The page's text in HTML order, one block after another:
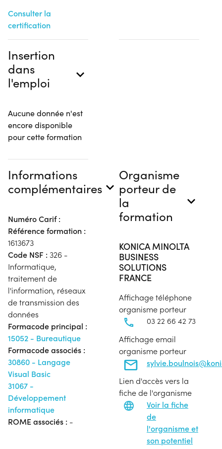
Consulter la
certification
Insertion
dans
l'emploi
Aucune donnée n'est
encore disponible
pour cette formation
Informations
complémentaires
Numéro Carif :
Référence formation :
1613673
Code NSF : 326 -
Informatique,
traitement de
l'information, réseaux
de transmission des
données
Formacode principal :
15052 - Bureautique
Formacode associés :
30860 - Langage
Visual Basic
31067 -
Développement
informatique
ROME associés : -
Organisme
porteur de
la
formation
KONICA MINOLTA
BUSINESS
SOLUTIONS
FRANCE
Affichage téléphone
organisme porteur
03 22 66 42 73
Affichage email
organisme porteur
Lien d'accès vers la
fiche de l'organisme
Voir la fiche
de
l'organisme et
son potentiel